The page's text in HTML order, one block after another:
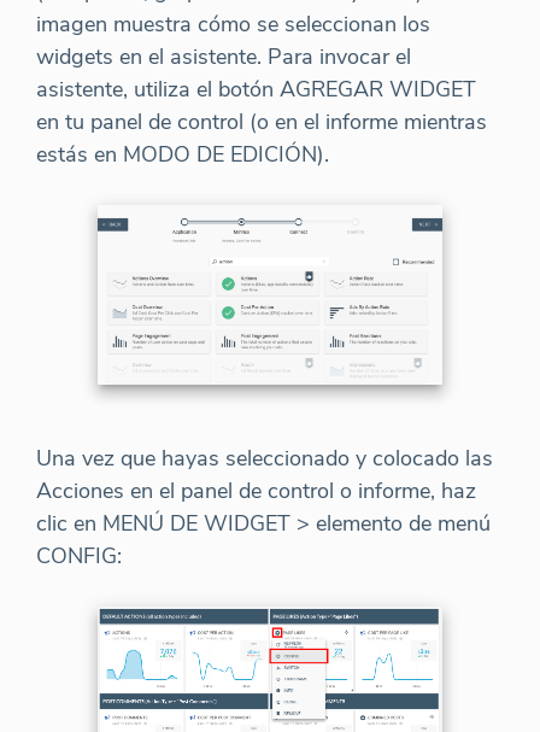
imagen muestra cómo se seleccionan los
widgets en el asistente. Para invocar el
asistente, utiliza el botón AGREGAR WIDGET
en tu panel de control (o en el informe mientras
estás en MODO DE EDICIÓN).
Una vez que hayas seleccionado y colocado las
Acciones en el panel de control o informe, haz
clic en MENÚ DE WIDGET > elemento de menú
CONFIG: